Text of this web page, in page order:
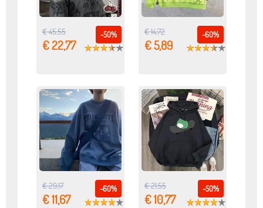
-50%
€ 45,55
€ 22,77
-60%
€ 14,72
€ 5,89
-60%
€ 29,17
€ 11,67
-50%
€ 21,55
€ 10,77